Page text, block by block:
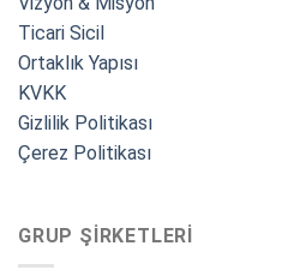
Ticari Sicil
Ortaklık Yapısı
KVKK
Gizlilik Politikası
Çerez Politikası
GRUP ŞIRKETLERI